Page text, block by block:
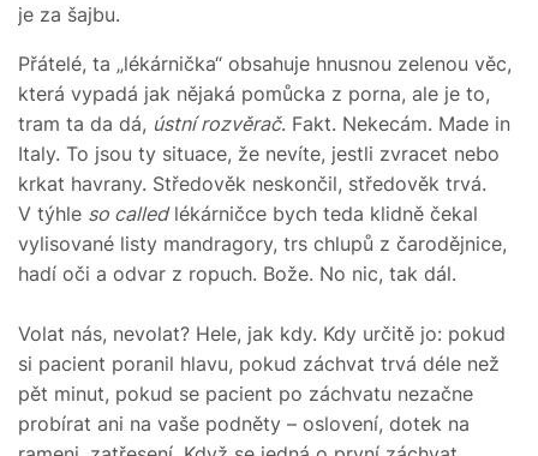
je za šajbu.
Přátelé, ta „lékárnička“ obsahuje hnusnou zelenou věc,
která vypadá jak nějaká pomůcka z porna, ale je to,
tram ta da dá, ústní rozvěrač. Fakt. Nekecám. Made in
Italy. To jsou ty situace, že nevíte, jestli zvracet nebo
krkat havrany. Středověk neskončil, středověk trvá.
V týhle so calledlékárničce bych teda klidně čekal
vylisované listy mandragory, trs chlupů z čarodějnice,
hadí oči a odvar z ropuch. Bože. No nic, tak dál.
Volat nás, nevolat? Hele, jak kdy. Kdy určitě jo: pokud
si pacient poranil hlavu, pokud záchvat trvá déle než
pět minut, pokud se pacient po záchvatu nezačne
probírat ani na vaše podněty – oslovení, dotek na